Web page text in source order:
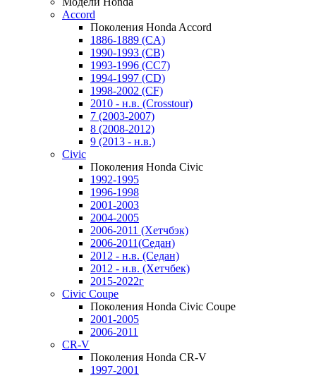
Accord
Поколения Honda Accord
1886-1889 (CA)
1990-1993 (CB)
1993-1996 (CC7)
1994-1997 (CD)
1998-2002 (CF)
2010 - н.в. (Crosstour)
7 (2003-2007)
8 (2008-2012)
9 (2013 - н.в.)
Civic
Поколения Honda Civic
1992-1995
1996-1998
2001-2003
2004-2005
2006-2011 (Хетчбэк)
2006-2011(Седан)
2012 - н.в. (Седан)
2012 - н.в. (Хетчбек)
2015-2022г
Civic Coupe
Поколения Honda Civic Coupe
2001-2005
2006-2011
CR-V
Поколения Honda CR-V
1997-2001